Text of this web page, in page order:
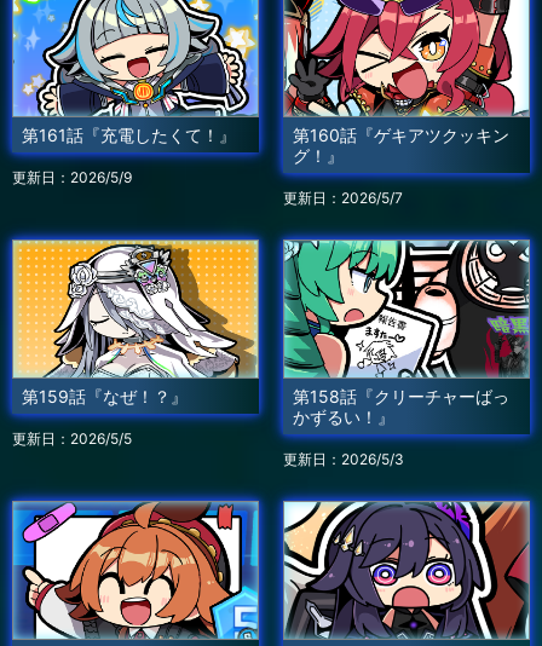
第161話『充電したくて！』
更新日：2026/5/9
第160話『ゲキアツクッキン
グ！』
更新日：2026/5/7
第159話『なぜ！？』
更新日：2026/5/5
第158話『クリーチャーばっ
かずるい！』
更新日：2026/5/3